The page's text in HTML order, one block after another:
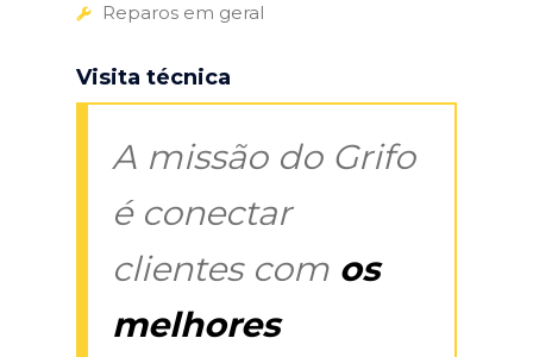
Reparos em geral
Visita técnica
A missão do Grifo
é conectar
clientes com os
melhores